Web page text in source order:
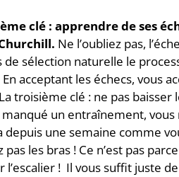
clé : apprendre de ses
Ne l’oubliez pas,
de sélection naturelle le
En acceptant les échecs, vous
troisième clé : ne pas baisser
un entraînement, vous
depuis une semaine comme
pas les bras ! Ce n’est pas
l’escalier ! Il vous suffit juste